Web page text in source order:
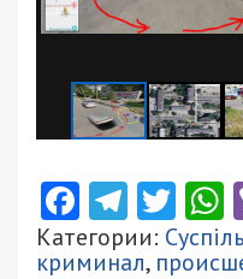
Facebook
Категории:
криминал,